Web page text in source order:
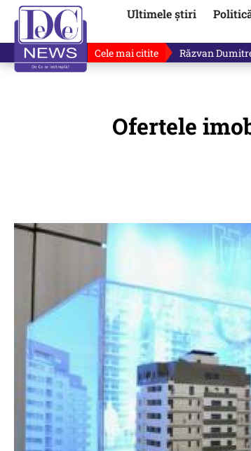
Ultimele știri
Cele mai citite Ilie Bolojan,
Ofertele